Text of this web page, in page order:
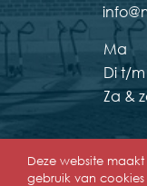
Ma
Di t/
Za &
Deze website maakt
gebruik van cookies